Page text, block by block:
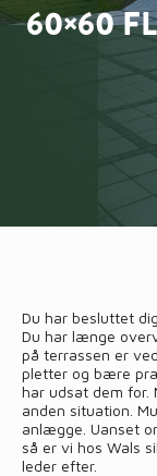
60×60
Du har besluttet
Du har længe
på terrassen er
pletter og bære
har udsat dem
anden situation.
anlægge. Uanset
så er vi hos Wals
leder efter.